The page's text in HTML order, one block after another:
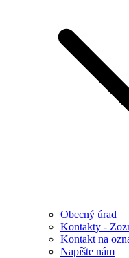
Obecný úrad
Kontakty -
Kontakt na
Napíšte nám